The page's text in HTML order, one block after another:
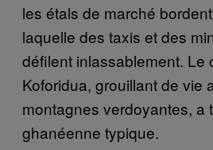
les étals de marché
laquelle des taxis et des
défilent inlassablement. Le
Koforidua, grouillant de vie
montagnes verdoyantes, a
ghanéenne typique.